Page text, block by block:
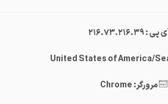
: 216.73.216.39
مرورگر: Chrome